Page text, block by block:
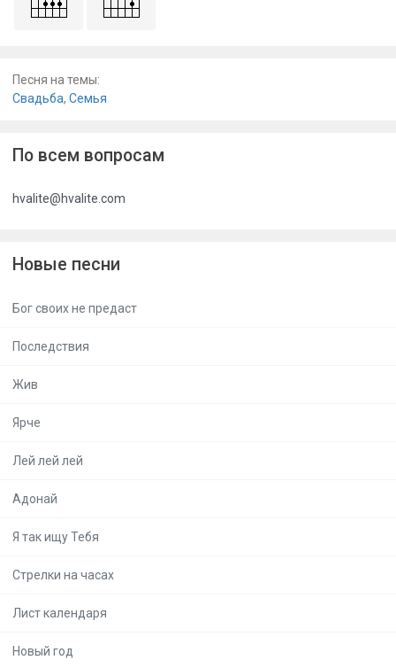
Песня на темы:
Свадьба, Семья
По всем вопросам
hvalite@hvalite.com
Новые песни
Бог своих не предаст
Последствия
Жив
Ярче
Лей лей лей
Адонай
Я так ищу Тебя
Стрелки на часах
Лист календаря
Новый год